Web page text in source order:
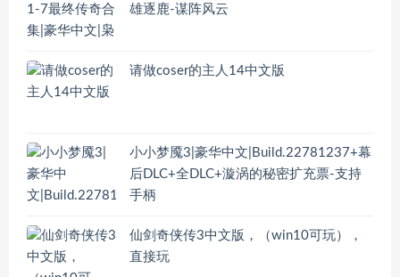
雄逐鹿-谋阵风云
请做coser的主人14中文版
小小梦魇3|豪华中文|Build.22781237+幕
后DLC+全DLC+漩涡的秘密扩充票-支持
手柄
仙剑奇侠传3中文版，（win10可玩），
直接玩